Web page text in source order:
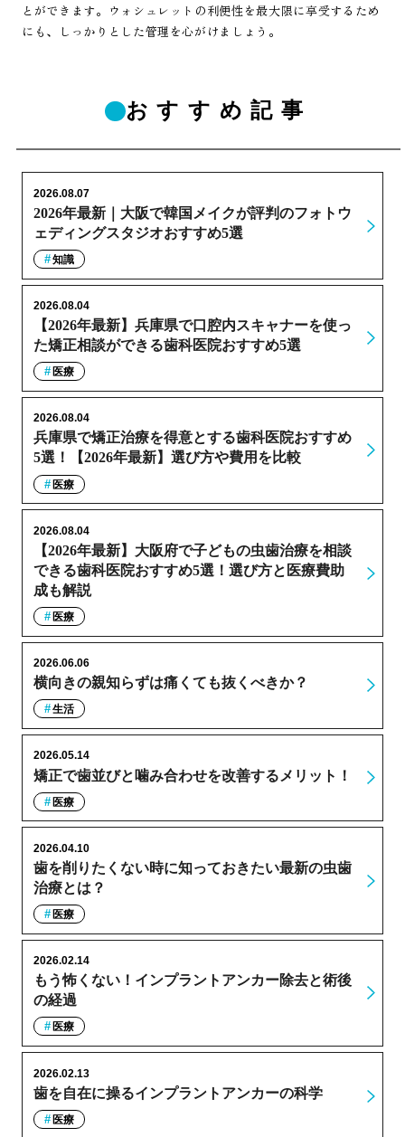
とができます。ウォシュレットの利便性を最大限に享受するため
にも、しっかりとした管理を心がけましょう。
おすすめ記事
2026年最新｜大阪で韓国メイクが評判のフォトウ
ェディングスタジオおすすめ5選
2026.08.07
知識
【2026年最新】兵庫県で口腔内スキャナーを使っ
た矯正相談ができる歯科医院おすすめ5選
2026.08.04
医療
兵庫県で矯正治療を得意とする歯科医院おすすめ
5選！【2026年最新】選び方や費用を比較
2026.08.04
医療
【2026年最新】大阪府で子どもの虫歯治療を相談
できる歯科医院おすすめ5選！選び方と医療費助
成も解説
2026.08.04
医療
横向きの親知らずは痛くても抜くべきか？
2026.06.06
生活
矯正で歯並びと噛み合わせを改善するメリット！
2026.05.14
医療
歯を削りたくない時に知っておきたい最新の虫歯
治療とは？
2026.04.10
医療
もう怖くない！インプラントアンカー除去と術後
の経過
2026.02.14
医療
歯を自在に操るインプラントアンカーの科学
2026.02.13
医療